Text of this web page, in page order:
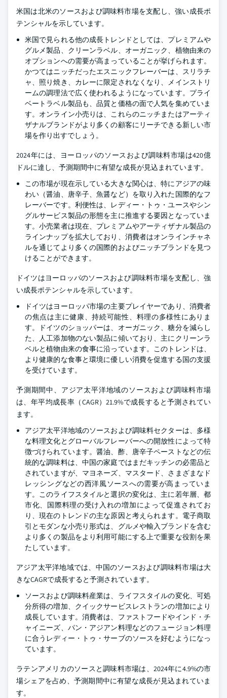
米国は北米のソースおよび調味料市場を支配し、強い成長ポ
テンシャルを示しています。
米国で見られる他の成長トレンドとしては、プレミアムや
グルメ製品、クリーンラベル、オーガニック、植物由来の
オプションへの需要が高まっていることが挙げられます。
かつてはニッチだったエスニックフレーバーは、スリラチ
ャ、照り焼き、カレーに限定されなくなり、メインストリ
ームの調理法で広く使われるようになっています。プライ
ベートラベル製品も、品質と価格の面で人気を集めていま
す。オンライン小売りは、これらのニッチまたはアーティ
ザナルブランドがより多くの顧客にリーチできる新しい市
場を作り出すでしょう。
2024年には、ヨーロッパのソースおよび調味料市場は420億
ドルに達し、予測期間中に有望な成長が見込まれています。
この市場が現在示している大きな関心は、特にアジアの味
わい（醤油、唐辛子、魚醤など）を取り入れた国際的なフ
レーバーです。利便性は、レディー・トゥ・ユースやシン
グルサービス製品の形態を主に推進する要因となっていま
す。小売業者は現在、プレミアムやアーティザナル製品の
ラインナップを拡大しており、消費者はオンラインチャネ
ルを通じてより多くの国際的およびニッチブランドを見つ
けることができます。
ドイツはヨーロッパのソースおよび調味料市場を支配し、強
い成長ポテンシャルを示しています。
ドイツはヨーロッパ市場の主要プレイヤーであり、消費者
の焦点は主に健康、持続可能性、料理の多様性にありま
す。ドイツのショッパーは、オーガニック、糖分を減らし
た、人工添加物のない製品に傾いており、主にクリーンラ
ベルと植物由来の食事に沿っています。このトレンドは、
より健康的な食事と環境に優しい消費を促進する国の支援
を受けています。
予測期間中、アジア太平洋地域のソースおよび調味料市場
は、年平均成長率（CAGR）21.9%で成長すると予測されてい
ます。
アジア太平洋地域のソースおよび調味料セクターは、多様
な料理文化とグローバルフレーバーへの開放性によって特
徴づけられています。醤油、酢、唐辛子ペーストなどの伝
統的な調味料は、中国の家庭ではまだキッチンの必需品と
されていますが、マヨネーズ、マスタード、さまざまなド
レッシングなどの西洋風ソースへの需要が高まっていま
す。このライフスタイルと選択の変化は、主に若年層、都
市化、国際料理の受け入れの増加によって促進されてお
り、現在のトレンドの主な原因と考えられます。電子商取
引とモダンな小売り形式は、グルメや輸入ブランドを含む
より多くの製品をより利用可能にする上で重要な役割を果
たしています。
アジア太平洋地域では、中国のソースおよび調味料市場は大
きなCAGRで成長すると予測されています。
ソースおよび調味料産業は、ライフスタイルの変化、可処
分所得の増加、クイックサービスレストランの増加により
成長しています。消費者は、ファストフードやインド・チ
ャイニーズ、パン・アジアン料理などのフュージョン料理
に合うレディー・トゥ・サーブのソースを好むようになっ
ています。
ラテンアメリカのソースと調味料市場は、2024年に4.9%の市
場シェアを占め、予測期間中に有望な成長が見込まれていま
す。